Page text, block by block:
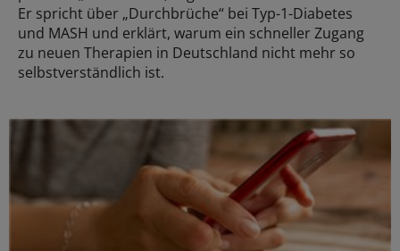
Er spricht über „Durchbrüche“ bei Typ-1-Diabetes
und MASH und erklärt, warum ein schneller Zugang
zu neuen Therapien in Deutschland nicht mehr so
selbstverständlich ist.